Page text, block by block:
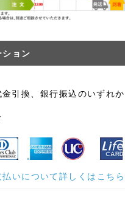
ョン
引換、銀行振込のいずれか
払いについて詳しくはこちら